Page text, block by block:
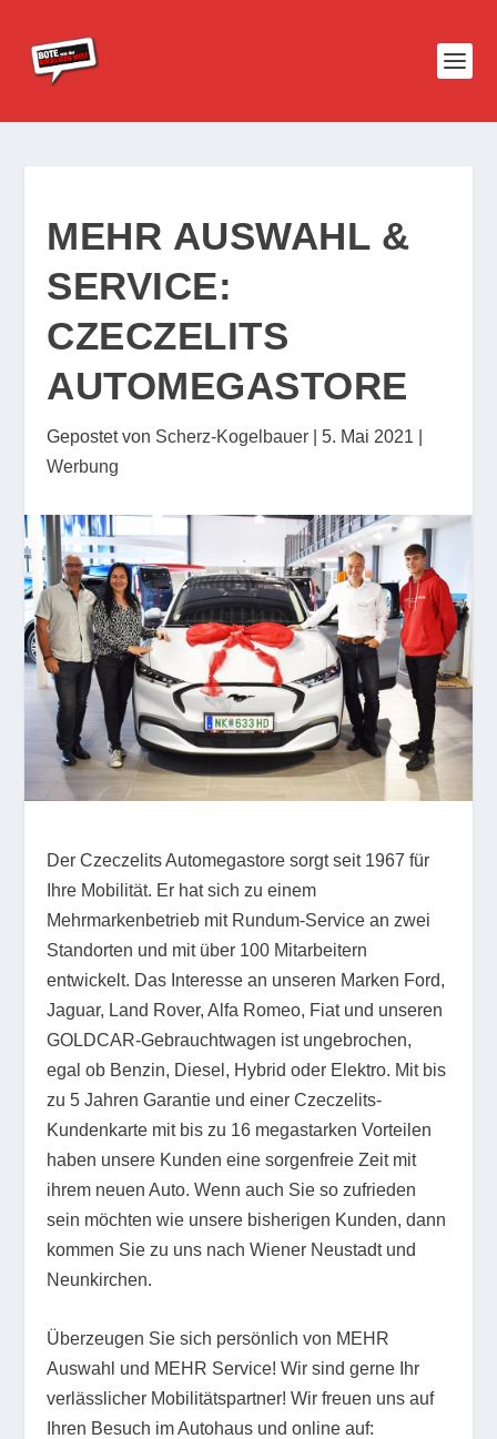
MEHR AUSWAHL &
SERVICE:
CZECZELITS
AUTOMEGASTORE
Gepostet von Scherz-Kogelbauer |5. Mai 2021
Werbung
Der Czeczelits Automegastore sorgt seit 1967 für
Ihre Mobilität. Er hat sich zu einem
Mehrmarkenbetrieb mit Rundum-Service an zwei
Standorten und mit über 100 Mitarbeitern
entwickelt. Das Interesse an unseren Marken Ford,
Jaguar, Land Rover, Alfa Romeo, Fiat und unseren
GOLDCAR-Gebrauchtwagen ist ungebrochen,
egal ob Benzin, Diesel, Hybrid oder Elektro. Mit bis
zu 5 Jahren Garantie und einer Czeczelits-
Kundenkarte mit bis zu 16 megastarken Vorteilen
haben unsere Kunden eine sorgenfreie Zeit mit
ihrem neuen Auto. Wenn auch Sie so zufrieden
sein möchten wie unsere bisherigen Kunden, dann
kommen Sie zu uns nach Wiener Neustadt und
Neunkirchen.
Überzeugen Sie sich persönlich von MEHR
Auswahl und MEHR Service! Wir sind gerne Ihr
verlässlicher Mobilitätspartner! Wir freuen uns auf
Ihren Besuch im Autohaus und online auf: